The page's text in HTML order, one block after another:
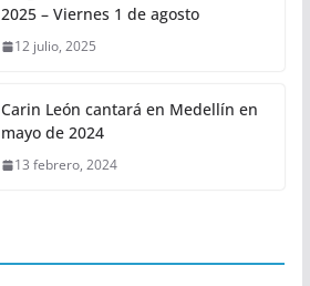
2025 – Viernes 1 de agosto
12 julio, 2025
Carin León cantará en Medellín en
mayo de 2024
13 febrero, 2024